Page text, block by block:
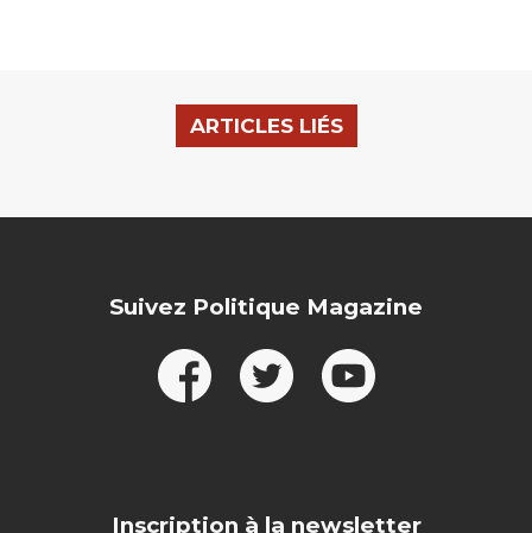
ARTICLES LIÉS
Suivez Politique Magazine
Inscription à la newsletter